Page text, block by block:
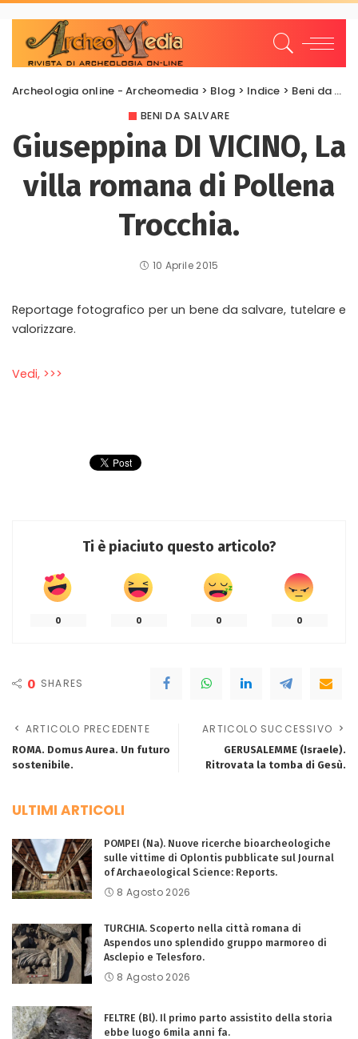
Archeologia online - Archeomedia > Blog > Indice > Beni da salvare
BENI DA SALVARE
Giuseppina DI VICINO, La
villa romana di Pollena
Trocchia.
10 Aprile 2015
Reportage fotografico per un bene da salvare, tutelare e
valorizzare.
Vedi, >>>
Ti è piaciuto questo articolo?
0 0 0 0
0 SHARES
ARTICOLO PRECEDENTE
ROMA. Domus Aurea. Un futuro
sostenibile.
ARTICOLO SUCCESSIVO
GERUSALEMME (Israele).
Ritrovata la tomba di Gesù.
ULTIMI ARTICOLI
POMPEI (Na). Nuove ricerche bioarcheologiche
sulle vittime di Oplontis pubblicate sul Journal
of Archaeological Science: Reports.
8 Agosto 2026
TURCHIA. Scoperto nella città romana di
Aspendos uno splendido gruppo marmoreo di
Asclepio e Telesforo.
8 Agosto 2026
FELTRE (Bl). Il primo parto assistito della storia
ebbe luogo 6mila anni fa.